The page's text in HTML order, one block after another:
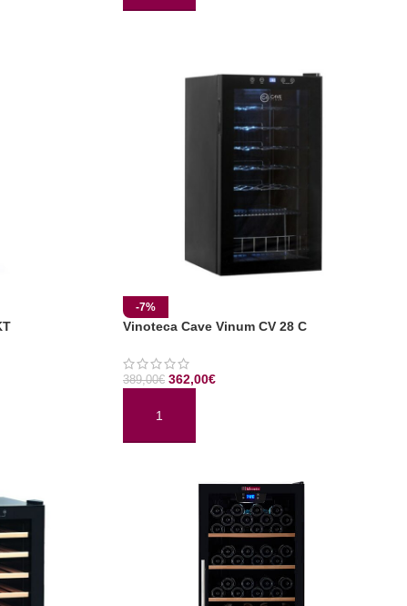
-7%
Vinoteca Cave Vinum CV 28 C
389,00€ 362,00€
AÑADIR AL CARRITO